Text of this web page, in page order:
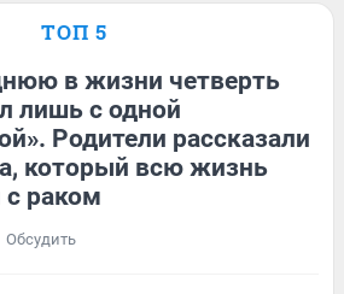
ТОП 5
в жизни четверть
лишь с одной
Родители рассказали
который всю жизнь
с раком
Обсудить